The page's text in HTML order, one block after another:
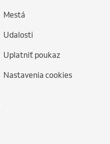
Mestá
Udalosti
Uplatniť poukaz
Nastavenia cookies